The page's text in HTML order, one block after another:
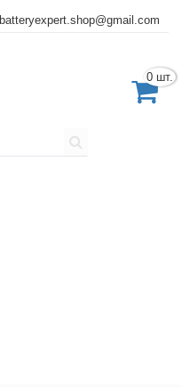
batteryexpert.shop@gmail.com
0 шт.